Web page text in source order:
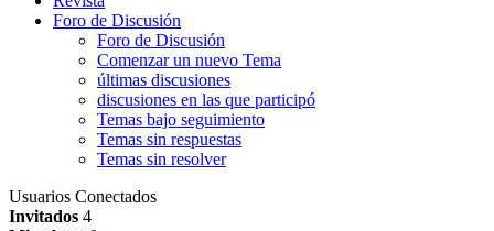
Foro de Discusión
Foro de Discusión
Comenzar un nuevo Tema
últimas discusiones
discusiones en las que participó
Temas bajo seguimiento
Temas sin respuestas
Temas sin resolver
Usuarios Conectados
Invitados 4